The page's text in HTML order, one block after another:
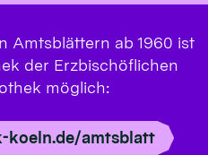
Amtsblättern ab 1960 ist
der Erzbischöflichen
möglich:
koeln.de/amtsblatt